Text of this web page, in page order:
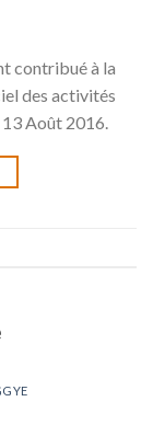
contribué à la
des activités
Août 2016.